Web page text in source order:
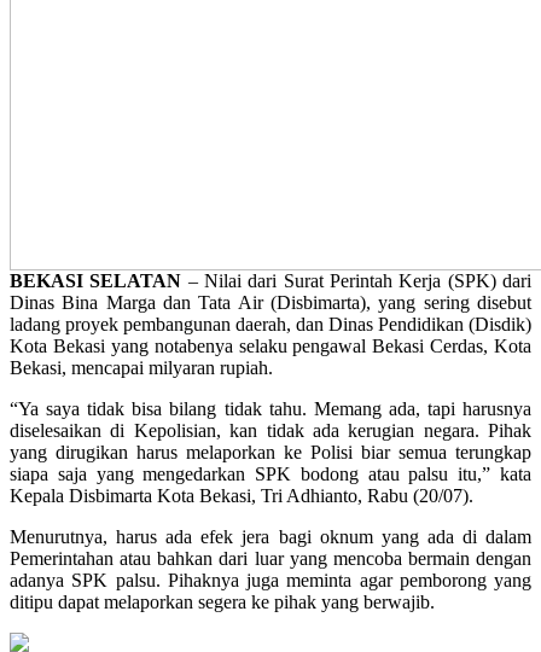
BEKASI SELATAN – Nilai dari Surat Perintah Kerja (SPK) dari
Dinas Bina Marga dan Tata Air (Disbimarta), yang sering disebut
ladang proyek pembangunan daerah, dan Dinas Pendidikan (Disdik)
Kota Bekasi yang notabenya selaku pengawal Bekasi Cerdas, Kota
Bekasi, mencapai milyaran rupiah.
“Ya saya tidak bisa bilang tidak tahu. Memang ada, tapi harusnya
diselesaikan di Kepolisian, kan tidak ada kerugian negara. Pihak
yang dirugikan harus melaporkan ke Polisi biar semua terungkap
siapa saja yang mengedarkan SPK bodong atau palsu itu,” kata
Kepala Disbimarta Kota Bekasi, Tri Adhianto, Rabu (20/07).
Menurutnya, harus ada efek jera bagi oknum yang ada di dalam
Pemerintahan atau bahkan dari luar yang mencoba bermain dengan
adanya SPK palsu. Pihaknya juga meminta agar pemborong yang
ditipu dapat melaporkan segera ke pihak yang berwajib.